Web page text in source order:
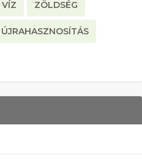
VÍZ ZÖLDSÉG
ÚJRAHASZNOSÍTÁS